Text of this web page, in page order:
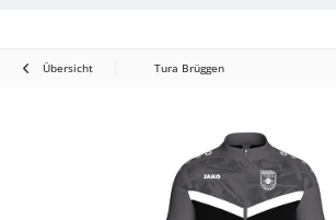
Übersicht Tura Brüggen